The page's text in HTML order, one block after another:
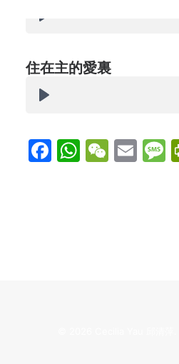
住在主的愛裏
Facebook